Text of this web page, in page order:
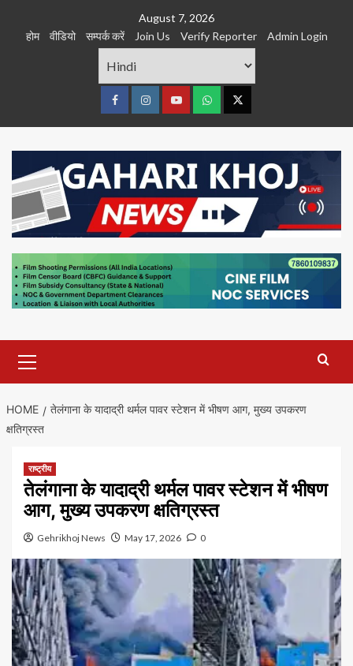
August 7, 2026
होम
वीडियो सम्पर्क करें Join Us Verify Reporter Admin Login
FacebookInstagramyoutubeWhatsTwitter
Menu
HOME
तेलंगाना के यादाद्री थर्मल पावर स्टेशन में भीषण आग, मुख्य उपकरण
क्षतिग्रस्त
राष्ट्रीय
तेलंगाना के यादाद्री थर्मल पावर स्टेशन में भीषण
आग, मुख्य उपकरण क्षतिग्रस्त
Gehrikhoj News May 17, 2026 0